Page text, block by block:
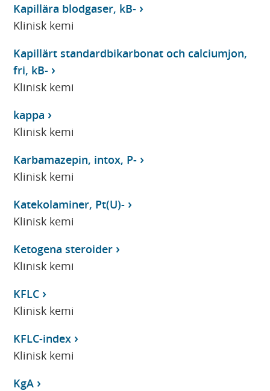
Kapillära blodgaser, kB-
Klinisk kemi
Kapillärt standardbikarbonat och calciumjon,
fri, kB-
Klinisk kemi
kappa
Klinisk kemi
Karbamazepin, intox, P-
Klinisk kemi
Katekolaminer, Pt(U)-
Klinisk kemi
Ketogena steroider
Klinisk kemi
KFLC
Klinisk kemi
KFLC-index
Klinisk kemi
KgA